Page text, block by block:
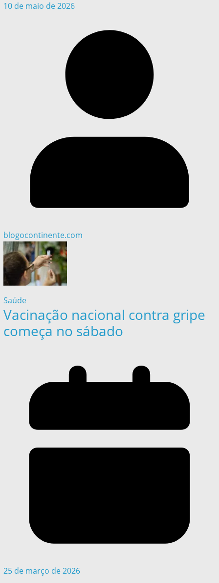
10 de maio de 2026
blogocontinente.com
Saúde
Vacinação nacional contra gripe
começa no sábado
25 de março de 2026